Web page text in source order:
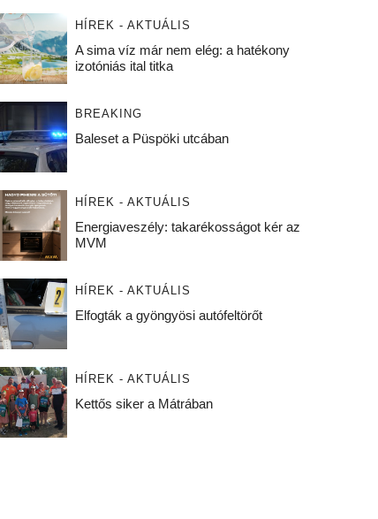
HÍREK - AKTUÁLIS
A sima víz már nem elég: a hatékony
izotóniás ital titka
BREAKING
Baleset a Püspöki utcában
HÍREK - AKTUÁLIS
Energiaveszély: takarékosságot kér az
MVM
HÍREK - AKTUÁLIS
Elfogták a gyöngyösi autófeltörőt
HÍREK - AKTUÁLIS
Kettős siker a Mátrában